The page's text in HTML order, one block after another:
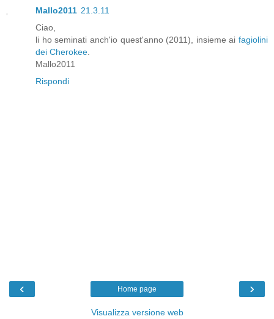
Mallo2011 21.3.11
Ciao,
li ho seminati anch'io quest'anno (2011), insieme ai fagiolini
dei Cherokee.
Mallo2011
Rispondi
‹ ›
Home page
Visualizza versione web